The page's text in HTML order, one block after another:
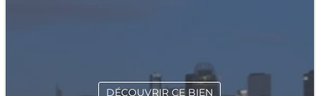
DÉCOUVRIR CE BIEN